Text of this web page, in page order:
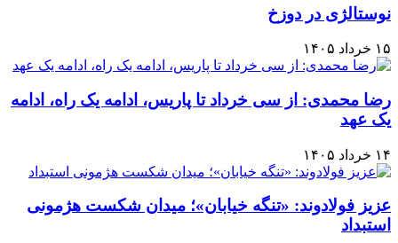
نوستالژی در دوزخ
۱۵ خرداد ۱۴۰۵
رضا محمدی: از سی خرداد تا پاریس، ادامه یک راه، ادامه
یک عهد
۱۴ خرداد ۱۴۰۵
عزیز فولادوند: «تنگه خیابان»؛ میدان شکست هژمونی
استبداد